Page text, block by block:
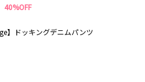
40%OFF